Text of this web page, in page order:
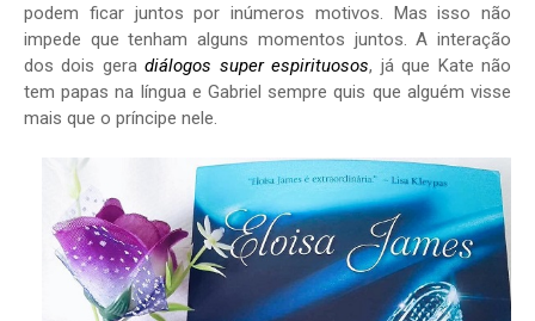
podem ficar juntos por inúmeros motivos. Mas isso não
impede que tenham alguns momentos juntos. A interação
dos dois geradiálogos super espirituosos, já que Kate não
tem papas na língua e Gabriel sempre quis que alguém visse
mais que o príncipe nele.